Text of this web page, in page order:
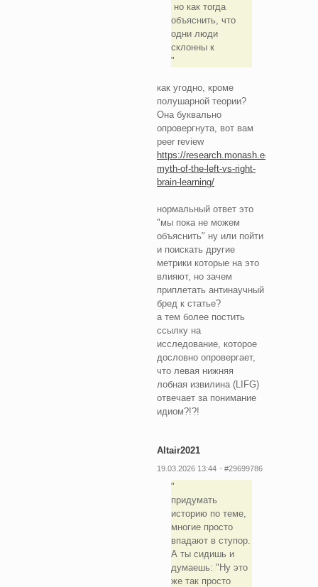
но как тогда
объяснить, что
одни люди
склонны к
как угодно, кроме
полушарной теории?
Она буквально
опровергнута, вот вам
peer review
https://research.monash.edu/en/
myth-of-the-left-vs-right-
brain-learning/
нормальный ответ это
"мы пока не можем
объяснить" ну или пойти
и поискать другие
метрики которые на это
влияют, но зачем
приплетать антинаучный
бред к статье?
а тем более постить
ссылку на
исследование, которое
дословно опровергает,
что левая нижняя
лобная извилина (LIFG)
отвечает за понимание
идиом?!?!
Altair2021
19.03.2026 13:44 #29699786
придумать
историю по теме,
многие просто
впадают в ступор.
А ты сидишь и
думаешь: "Ну это
же так просто